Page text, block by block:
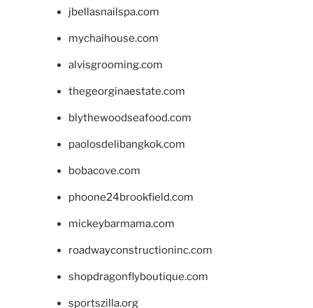
jbellasnailspa.com
mychaihouse.com
alvisgrooming.com
thegeorginaestate.com
blythewoodseafood.com
paolosdelibangkok.com
bobacove.com
phoone24brookfield.com
mickeybarmama.com
roadwayconstructioninc.com
shopdragonflyboutique.com
sportszilla.org